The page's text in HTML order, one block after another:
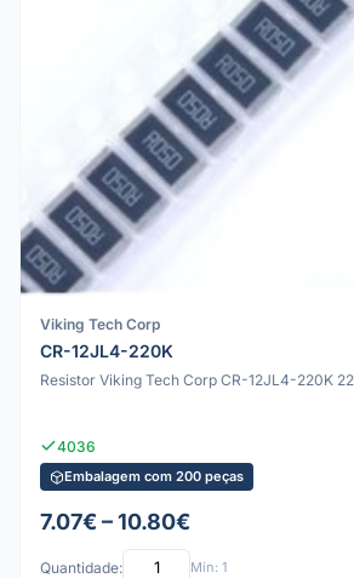
Viking Tech Corp
CR-12JL4-220K
Resistor Viking Tech Corp CR-12JL4-220K
4036
Embalagem com 200 peças
7.07€ – 10.80€
Quantidade: Mín: 1